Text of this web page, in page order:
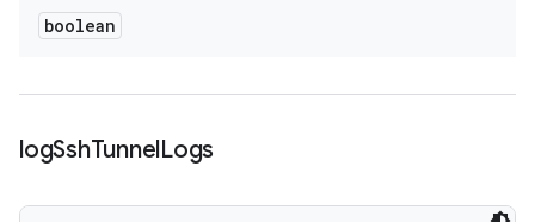
boolean
logSshTunnelLogs